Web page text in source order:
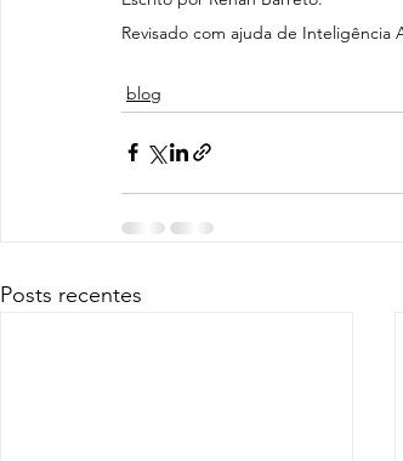
Revisado com ajuda de Inteligência
blog
Posts recentes